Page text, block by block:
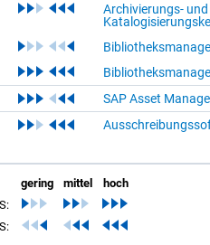
Archivierungs- und
SAP Asset
gering mittel
hoch